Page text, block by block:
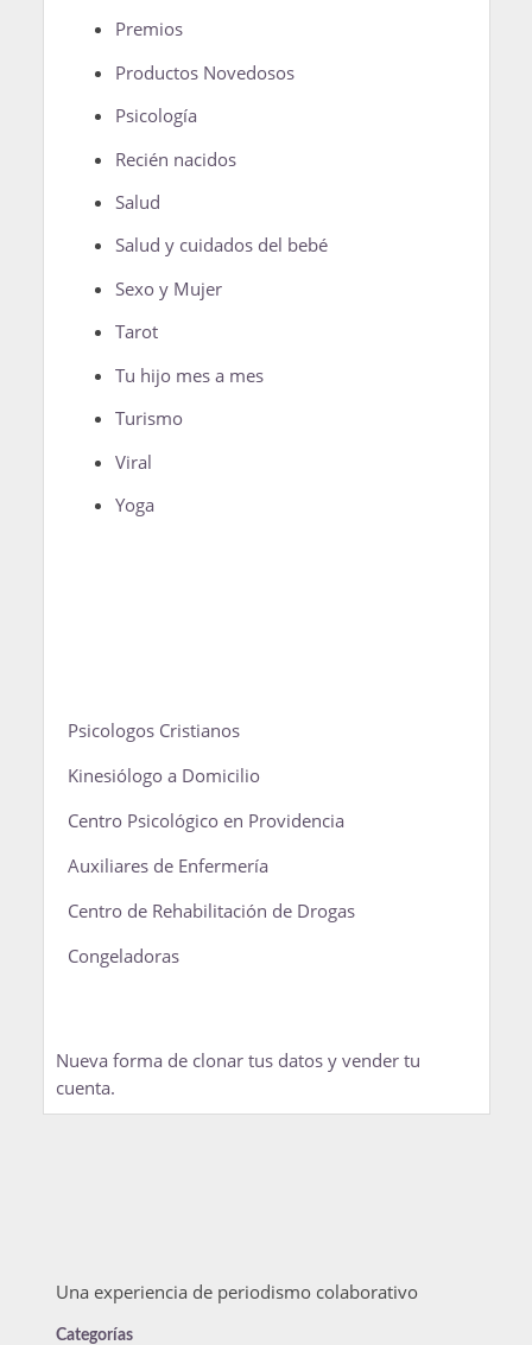
Premios
Productos Novedosos
Psicología
Recién nacidos
Salud
Salud y cuidados del bebé
Sexo y Mujer
Tarot
Tu hijo mes a mes
Turismo
Viral
Yoga
Psicologos Cristianos
Kinesiólogo a Domicilio
Centro Psicológico en Providencia
Auxiliares de Enfermería
Centro de Rehabilitación de Drogas
Congeladoras
Nueva forma de clonar tus datos y vender tu
cuenta.
Una experiencia de periodismo colaborativo
Categorías